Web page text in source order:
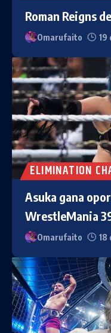
Roman Reigns
Omarufaito 19
ELIMINATION
Asuka gana
WrestleMania
Omarufaito 18